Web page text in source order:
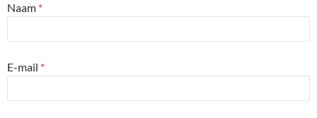
Naam *
E-mail *